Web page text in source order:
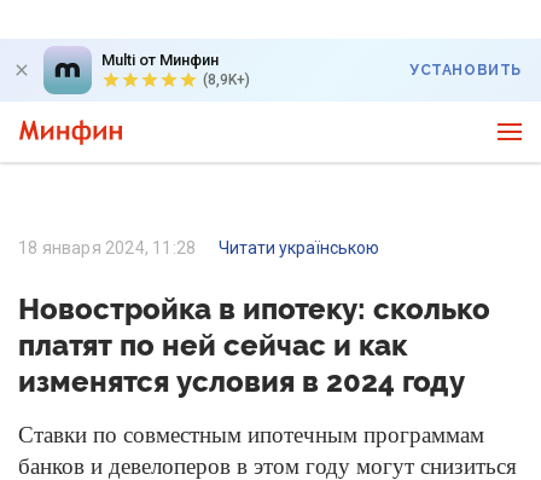
Multi от Минфин
(8,9K+)
УСТАНОВИТЬ
18 января 2024, 11:28 Читати українською
Новостройка в ипотеку: сколько
платят по ней сейчас и как
изменятся условия в 2024 году
Ставки по совместным ипотечным программам
банков и девелоперов в этом году могут снизиться